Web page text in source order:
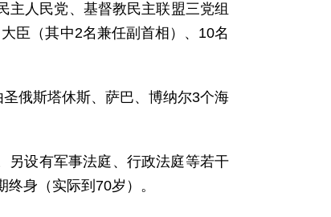
主人民党、基督教民主联盟三党组
臣（其中2名兼任副首相）、10名
俄斯塔休斯、萨巴、博纳尔3个海
另设有军事法庭、行政法庭等若干
身（实际到70岁）。